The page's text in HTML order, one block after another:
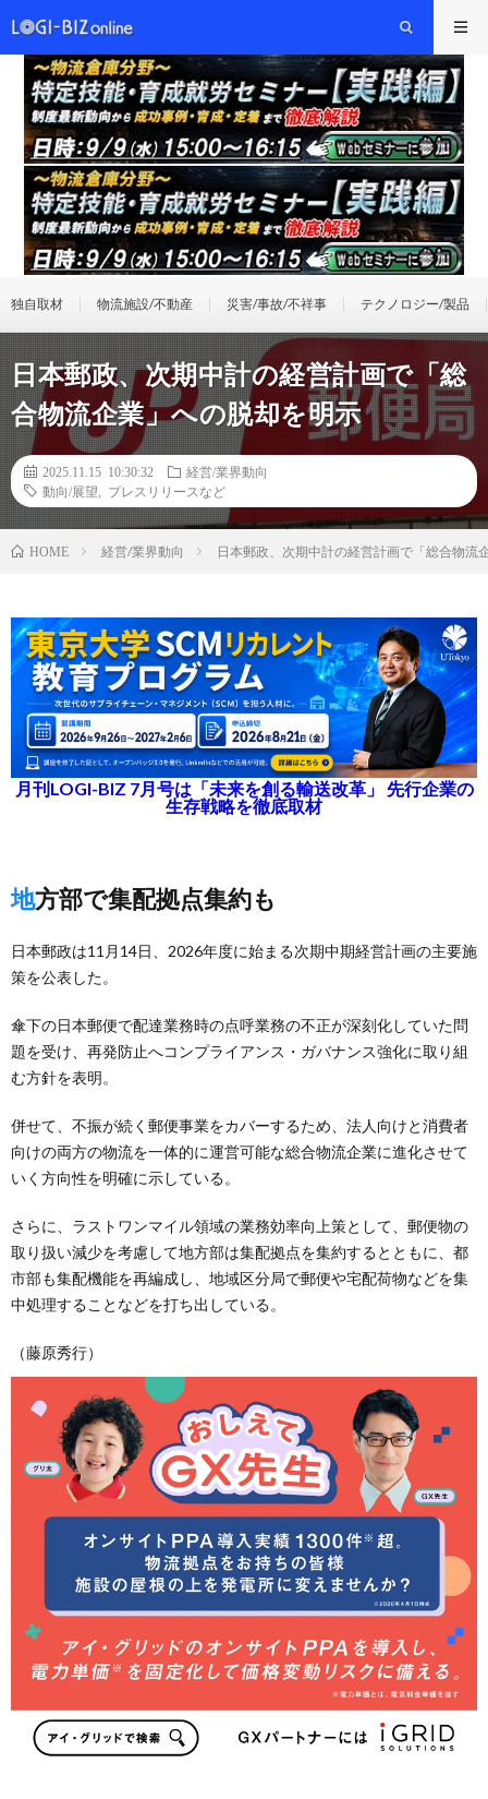
独自取材 物流施設/不動産 災害/事故/不祥事 テクノロジー/製品
日本郵政、次期中計の経営計画で「総
合物流企業」への脱却を明示
2025.11.15 10:30:32
経営/業界動向
動向/展望
プレスリリースなど
HOME 経営/業界動向 日本郵政、次期中計の経営計画で「総合物流
月刊LOGI-BIZ 7月号は「未来を創る輸送改革」 先行企業の
生存戦略を徹底取材
地方部で集配拠点集約も
日本郵政は11月14日、2026年度に始まる次期中期経営計画の主要施
策を公表した。
傘下の日本郵便で配達業務時の点呼業務の不正が深刻化していた問
題を受け、再発防止へコンプライアンス・ガバナンス強化に取り組
む方針を表明。
併せて、不振が続く郵便事業をカバーするため、法人向けと消費者
向けの両方の物流を一体的に運営可能な総合物流企業に進化させて
いく方向性を明確に示している。
さらに、ラストワンマイル領域の業務効率向上策として、郵便物の
取り扱い減少を考慮して地方部は集配拠点を集約するとともに、都
市部も集配機能を再編成し、地域区分局で郵便や宅配荷物などを集
中処理することなどを打ち出している。
（藤原秀行）